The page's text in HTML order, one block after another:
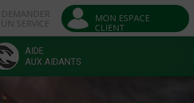
DEMANDER
UN SERVICE
MON ESPACE
CLIENT
AIDE
AUX AIDANTS